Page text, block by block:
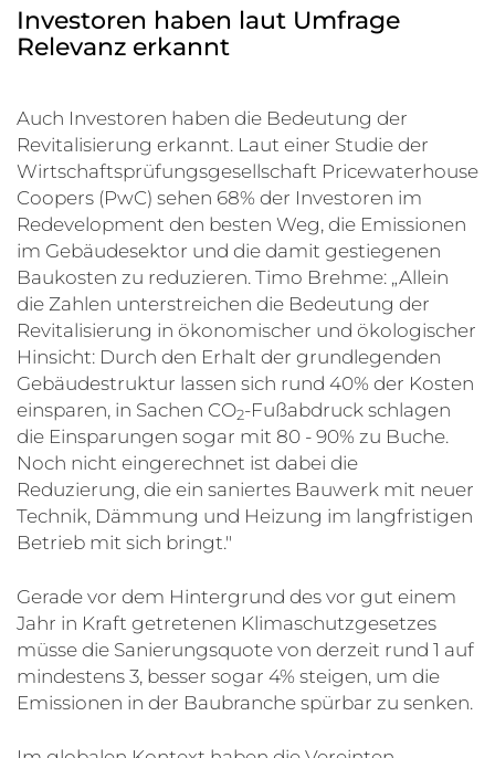
Investoren haben laut Umfrage
Relevanz erkannt
Auch Investoren haben die Bedeutung der
Revitalisierung erkannt. Laut einer Studie der
Wirtschaftsprüfungsgesellschaft Pricewaterhouse
Coopers (PwC) sehen 68% der Investoren im
Redevelopment den besten Weg, die Emissionen
im Gebäudesektor und die damit gestiegenen
Baukosten zu reduzieren. Timo Brehme: „Allein
die Zahlen unterstreichen die Bedeutung der
Revitalisierung in ökonomischer und ökologischer
Hinsicht: Durch den Erhalt der grundlegenden
Gebäudestruktur lassen sich rund 40% der Kosten
einsparen, in Sachen CO2-Fußabdruck schlagen
die Einsparungen sogar mit 80 - 90% zu Buche.
Noch nicht eingerechnet ist dabei die
Reduzierung, die ein saniertes Bauwerk mit neuer
Technik, Dämmung und Heizung im langfristigen
Betrieb mit sich bringt."
Gerade vor dem Hintergrund des vor gut einem
Jahr in Kraft getretenen Klimaschutzgesetzes
müsse die Sanierungsquote von derzeit rund 1 auf
mindestens 3, besser sogar 4% steigen, um die
Emissionen in der Baubranche spürbar zu senken.